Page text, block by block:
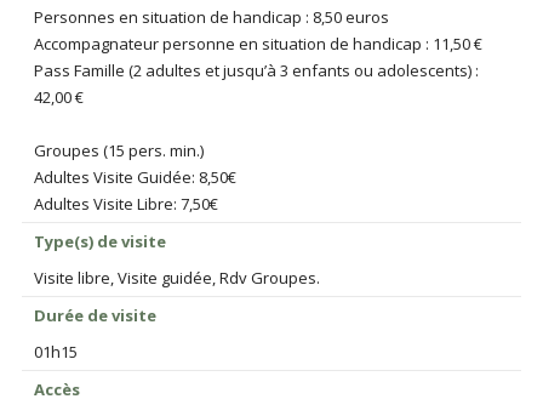
Personnes en situation de handicap : 8,50 euros
Accompagnateur personne en situation de handicap : 11,50 €
Pass Famille (2 adultes et jusqu’à 3 enfants ou adolescents) :
42,00 €
Groupes (15 pers. min.)
Adultes Visite Guidée: 8,50€
Adultes Visite Libre: 7,50€
Type(s) de visite
Visite libre, Visite guidée, Rdv Groupes.
Durée de visite
01h15
Accès